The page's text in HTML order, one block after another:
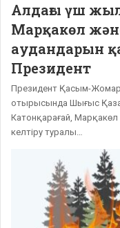
Алдағы үш
Марқакөл
аудандарын
Президент
Президент Қасым-
отырысында Шығыс
Катонқарағай,
келтіру туралы…